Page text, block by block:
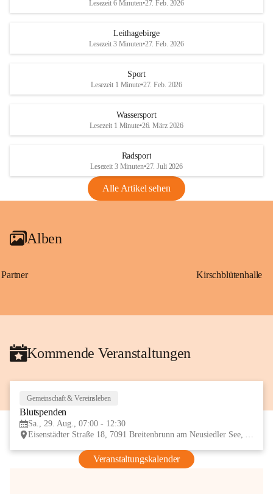
S
Maßnahmen zur Bekämpfung
Rebe und der Amerikanischen
Anhang VBl. EU Nr. 18
1 Seite•1,4 MB
VBl. EU Nr. 18_2026
r
S
Lesezeit 6 Minuten•27. Feb. 2026
Leithagebirge
Lesezeit 3 Minuten•27. Feb. 2026
Sport
Lesezeit 1 Minute•27. Feb. 2026
Wassersport
Lesezeit 1 Minute•26. März 2026
Radsport
Lesezeit 3 Minuten•27. Juli 2026
Alle Artikel sehen
Alben
Partner Kirschblütenhalle
Kommende Veranstaltungen
Gemeinschaft & Vereinsleben
Blutspenden
Sa., 29. Aug., 07:00 - 12:30
Eisenstädter Straße 18, 7091 Breitenbrunn am Neusiedler See, AUT
Veranstaltungskalender